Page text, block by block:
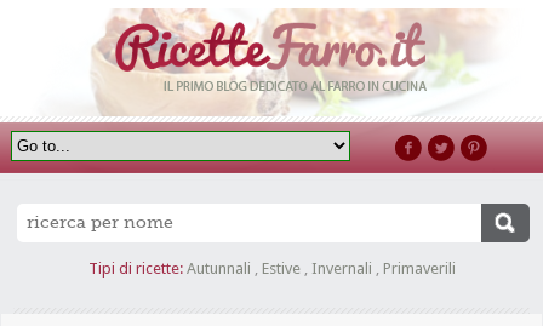
Tipi di ricette: Autunnali , Estive, Invernali , Primaverili